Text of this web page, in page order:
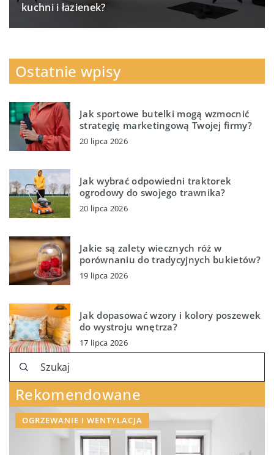
kuchni i łazienek?
Ostatnie wpisy
Jak sportowe butelki mogą wzmocnić
strategię marketingową Twojej firmy?
20 lipca 2026
Jak wybrać odpowiedni traktorek
ogrodowy do swojego trawnika?
20 lipca 2026
Jakie są zalety wiecznych róż w
porównaniu do tradycyjnych bukietów?
19 lipca 2026
Jak dopasować wzory i kolory poszewek
do wystroju wnętrza?
17 lipca 2026
Rekomendowane
OGRZEWANIE I WENTYLACJA